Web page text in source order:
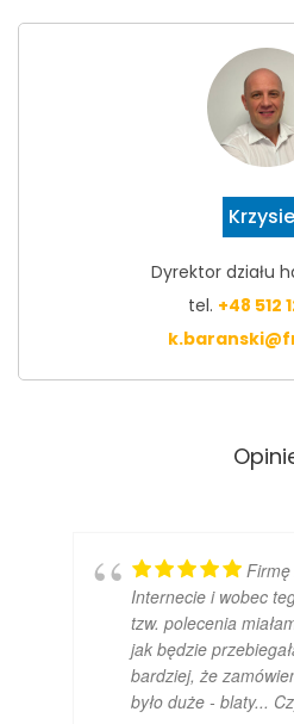
Dyrektor działu
tel. +48 512
Firmę
Internecie i wobec
tzw. polecenia
jak będzie
bardziej, że
było duże - blaty...